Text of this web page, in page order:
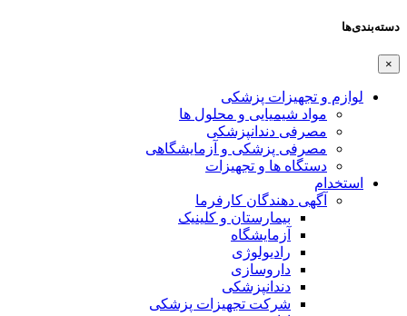
دسته‌بندی‌ها
×
لوازم و تجهیزات پزشکی
مواد شیمیایی و محلول ها
مصرفی دندانپزشکی
مصرفی پزشکی و آزمایشگاهی
دستگاه ها و تجهیزات
استخدام
آگهی دهندگان کارفرما
بیمارستان و کلینیک
آزمایشگاه
رادیولوژی
داروسازی
دندانپزشکی
شرکت تجهیزات پزشکی